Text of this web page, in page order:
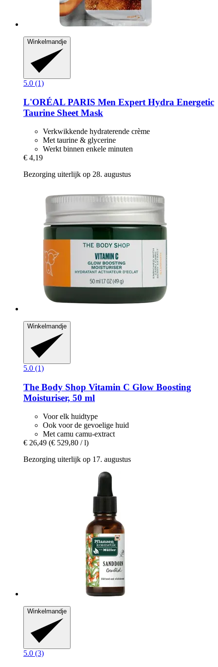
Winkelmandje
5.0 (1)
L'ORÉAL PARIS Men Expert Hydra Energetic
Taurine Sheet Mask
Verkwikkende hydraterende crème
Met taurine & glycerine
Werkt binnen enkele minuten
€ 4,19
Bezorging uiterlijk op 28. augustus
Winkelmandje
5.0 (1)
The Body Shop Vitamin C Glow Boosting
Moisturiser, 50 ml
Voor elk huidtype
Ook voor de gevoelige huid
Met camu camu-extract
€ 26,49 (€ 529,80 / l)
Bezorging uiterlijk op 17. augustus
Winkelmandje
5.0 (3)